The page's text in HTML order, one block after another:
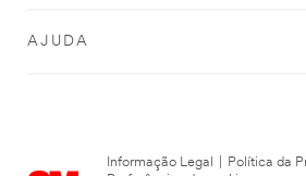
AJUDA
Informação Legal Política da